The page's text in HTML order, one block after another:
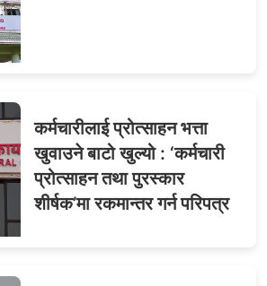
जिम्मेवारी,
असन्तुष्टि
कर्मचारीलाई प्रोत्साहन भत्ता
खुवाउने बाटो खुल्यो : ‘कर्मचारी
प्रोत्साहन तथा पुरस्कार
शीर्षक’मा रकमान्तर गर्न परिपत्र